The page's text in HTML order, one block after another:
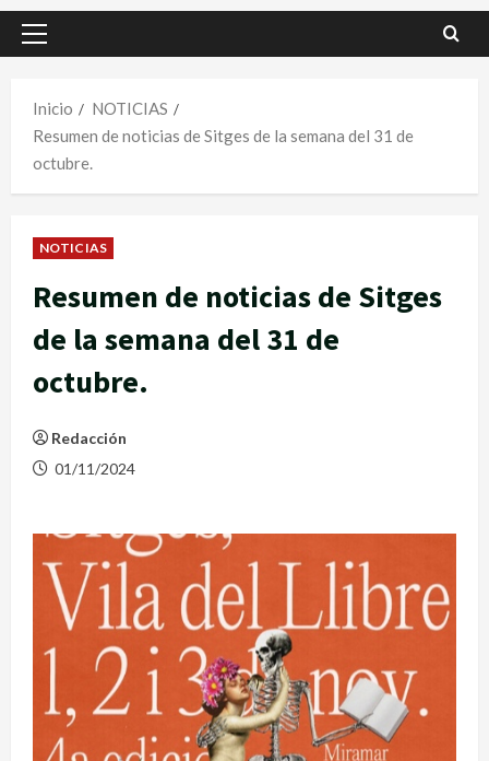
Menú
Inicio
NOTICIAS
Resumen de noticias de Sitges de la semana del 31 de
octubre.
NOTICIAS
Resumen de noticias de Sitges
de la semana del 31 de
octubre.
Redacción
01/11/2024